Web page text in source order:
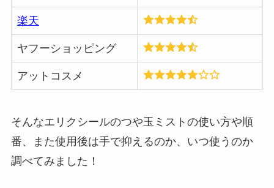
楽天
ヤフーショッピング
アットコスメ
そんなエリクシールのつや玉ミストの使い方や順
番、また使用後は手で抑えるのか、いつ使うのか
調べてみました！